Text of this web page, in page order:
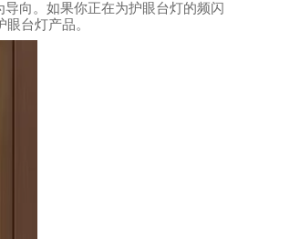
向。如果你正在为护眼台灯的频闪
台灯产品。